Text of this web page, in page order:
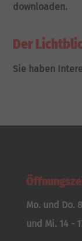
downloaden.
Der
Sie haben
Mo. und Do.
und Mi. 14 -